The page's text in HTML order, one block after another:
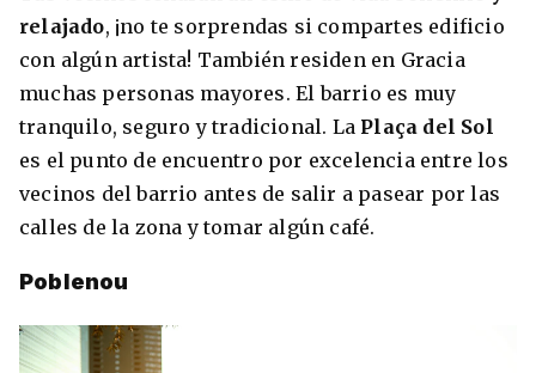
relajado, ¡no te sorprendas si compartes edificio
con algún artista! También residen en Gracia
muchas personas mayores. El barrio es muy
tranquilo, seguro y tradicional. La Plaça del Sol
es el punto de encuentro por excelencia entre los
vecinos del barrio antes de salir a pasear por las
calles de la zona y tomar algún café.
Poblenou